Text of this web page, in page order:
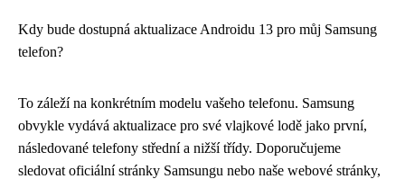
Kdy bude dostupná aktualizace Androidu 13 pro můj Samsung
telefon?
To záleží na konkrétním modelu vašeho telefonu. Samsung
obvykle vydává aktualizace pro své vlajkové lodě jako první,
následované telefony střední a nižší třídy. Doporučujeme
sledovat oficiální stránky Samsungu nebo naše webové stránky,